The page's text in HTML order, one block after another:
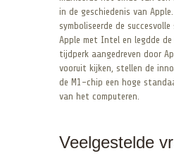
in de geschiedenis van
symboliseerde de
Apple met Intel en legdde
tijdperk aangedreven door
vooruit kijken, stellen de
de M1-chip een hoge
van het computeren.
Veelgestelde